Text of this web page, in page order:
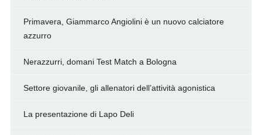
Primavera, Giammarco Angiolini è un nuovo calciatore
azzurro
Nerazzurri, domani Test Match a Bologna
Settore giovanile, gli allenatori dell’attività agonistica
La presentazione di Lapo Deli